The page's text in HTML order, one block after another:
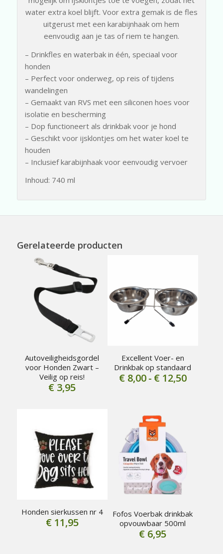
water extra koel blijft. Voor extra gemak is de fles
uitgerust met een karabijnhaak om hem
eenvoudig aan je tas of riem te hangen.
– Drinkfles en waterbak in één, speciaal voor
honden
– Perfect voor onderweg, op reis of tijdens
wandelingen
– Gemaakt van RVS met een siliconen hoes voor
isolatie en bescherming
– Dop functioneert als drinkbak voor je hond
– Geschikt voor ijsklontjes om het water koel te
houden
– Inclusief karabijnhaak voor eenvoudig vervoer
Inhoud: 740 ml
Gerelateerde producten
Autoveiligheidsgordel
voor Honden Zwart –
Veilig op reis!
€ 3,95
Excellent Voer- en
Drinkbak op standaard
€8,00- €12,50
Honden sierkussen nr 4
€11,95
Fofos Voerbak drinkbak
opvouwbaar 500ml
€ 6,95